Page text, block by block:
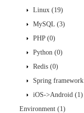
Linux (19)
MySQL (3)
PHP (0)
Python (0)
Redis (0)
Spring framework
iOS->Android (1)
Environment (1)